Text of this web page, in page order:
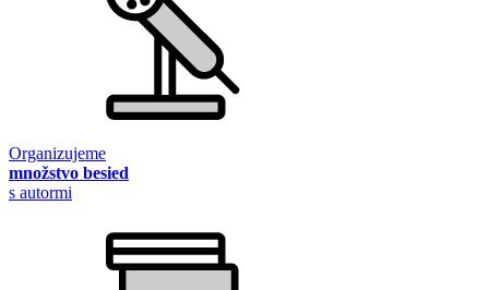
Organizujeme
množstvo besied
s autormi